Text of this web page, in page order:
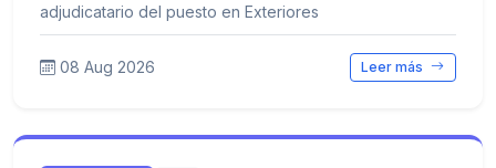
adjudicatario del puesto en Exteriores
08 Aug 2026 Leer más